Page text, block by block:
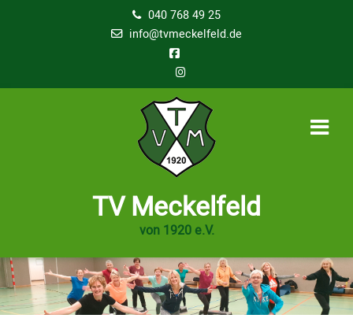
040 768 49 25
info@tvmeckelfeld.de
TV Meckelfeld
von 1920 e.V.